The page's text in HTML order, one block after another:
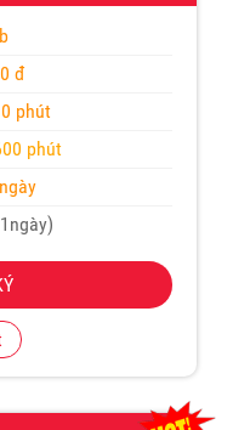
đ
phút
phút